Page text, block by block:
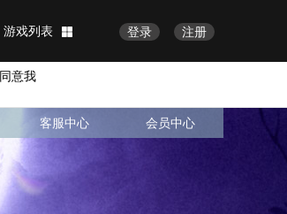
注册
登录
游戏列表
意我
客服中心 会员中心